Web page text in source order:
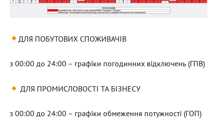
ДЛЯ ПОБУТОВИХ СПОЖИВАЧІВ
з 00:00 до 24:00 – графіки погодинних відключень (ГПВ)
ДЛЯ ПРОМИСЛОВОСТІ ТА БІЗНЕСУ
з 00:00 до 24:00 – графіки обмеження потужності (ГОП)